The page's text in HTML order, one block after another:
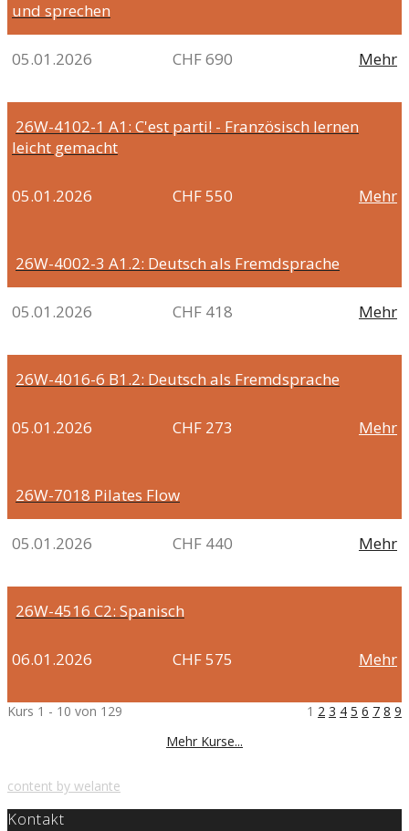
und sprechen
05.01.2026 CHF 690 Mehr
26W-4102-1 A1: C'est parti! - Französisch lernen
leicht gemacht
05.01.2026 CHF 550 Mehr
26W-4002-3 A1.2: Deutsch als Fremdsprache
05.01.2026 CHF 418 Mehr
26W-4016-6 B1.2: Deutsch als Fremdsprache
05.01.2026 CHF 273 Mehr
26W-7018 Pilates Flow
05.01.2026 CHF 440 Mehr
26W-4516 C2: Spanisch
06.01.2026 CHF 575 Mehr
Kurs 1 - 10 von 129 1 2 3 4 5 6 7 8 9
Mehr Kurse...
content by welante
Kontakt